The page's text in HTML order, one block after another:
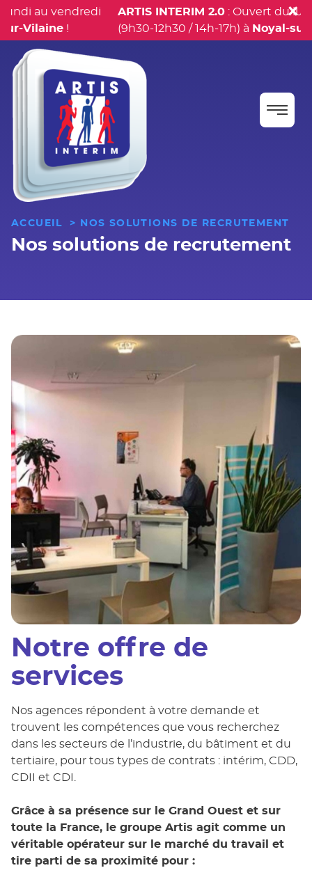
au vendredi
Vilaine!
ARTIS INTERIM 2.0: Ouvert du lundi
(9h30-12h30 / 14h-17h) àNoyal-sur-
ACCUEIL > NOS SOLUTIONS DE RECRUTEMENT
Nos solutions de recrutement
Notre offre de
services
Nos agences répondent à votre demande et
trouvent les compétences que vous recherchez
dans les secteurs de l’industrie, du bâtiment et du
tertiaire, pour tous types de contrats : intérim, CDD,
CDII et CDI.
Grâce à sa présence sur le Grand Ouest et sur
toute la France, le groupe Artis agit comme un
véritable opérateur sur le marché du travail et
tire parti de sa proximité pour :